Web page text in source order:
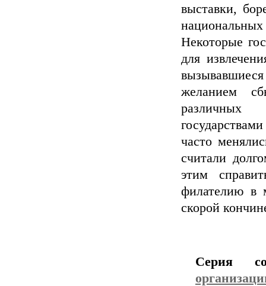
выставки,
Некоторые
для
желанием
различных
часто
считали
этим
филателию в
скорой
Серия